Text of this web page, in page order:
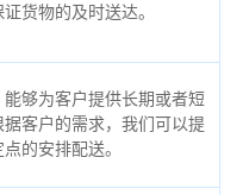
货物的及时送达。
够为客户提供长期或者短
客户的需求，我们可以提
的安排配送。